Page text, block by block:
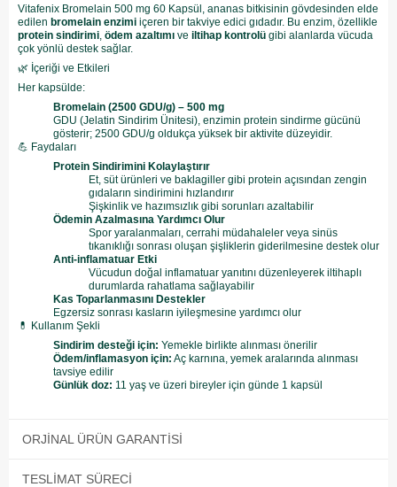
Vitafenix Bromelain 500 mg 60 Kapsül, ananas bitkisinin gövdesinden elde
edilen bromelain enzimi içeren bir takviye edici gıdadır. Bu enzim, özellikle
protein sindirimi ödem azaltımı ve iltihap kontrolü gibi alanlarda vücuda
çok yönlü destek sağlar.
🌿 İçeriği ve Etkileri
Her kapsülde:
Bromelain (2500 GDU/g) – 500 mg
GDU (Jelatin Sindirim Ünitesi), enzimin protein sindirme gücünü
gösterir; 2500 GDU/g oldukça yüksek bir aktivite düzeyidir.
💪 Faydaları
Protein Sindirimini Kolaylaştırır
Et, süt ürünleri ve baklagiller gibi protein açısından zengin
gıdaların sindirimini hızlandırır
Şişkinlik ve hazımsızlık gibi sorunları azaltabilir
Ödemin Azalmasına Yardımcı Olur
Spor yaralanmaları, cerrahi müdahaleler veya sinüs
tıkanıklığı sonrası oluşan şişliklerin giderilmesine destek olur
Anti-inflamatuar Etki
Vücudun doğal inflamatuar yanıtını düzenleyerek iltihaplı
durumlarda rahatlama sağlayabilir
Kas Toparlanmasını Destekler
Egzersiz sonrası kasların iyileşmesine yardımcı olur
💊 Kullanım Şekli
Sindirim desteği için: Yemekle birlikte alınması önerilir
Ödem/inflamasyon için: Aç karnına, yemek aralarında alınması
tavsiye edilir
Günlük doz: 11 yaş ve üzeri bireyler için günde 1 kapsül
ORJINAL ÜRÜN GARANTISI
TESLIMAT SÜRECI